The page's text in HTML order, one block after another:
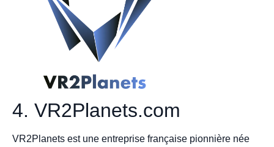
4. VR2Planets.com
VR2Planets est une entreprise française pionnière née